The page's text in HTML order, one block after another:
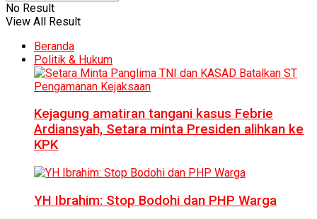
No Result
View All Result
Beranda
Politik & Hukum
Kejagung amatiran tangani kasus Febrie
Ardiansyah, Setara minta Presiden alihkan ke
KPK
YH Ibrahim: Stop Bodohi dan PHP Warga